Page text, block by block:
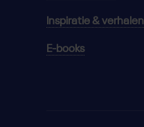
Inspiratie & verhalen
E-books